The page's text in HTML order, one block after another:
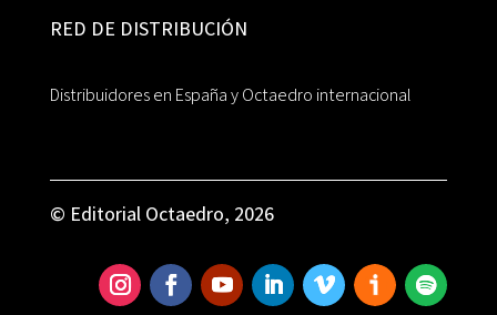
RED DE DISTRIBUCIÓN
Distribuidores en España y Octaedro internacional
© Editorial Octaedro, 2026